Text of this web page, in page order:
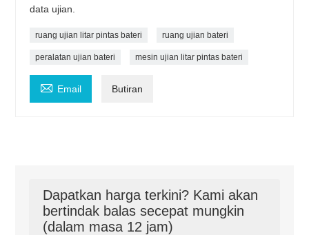
data ujian.
ruang ujian litar pintas bateri ruang ujian bateri
peralatan ujian bateri mesin ujian litar pintas bateri
 Email Butiran
Dapatkan harga terkini? Kami akan
bertindak balas secepat mungkin
(dalam masa 12 jam)